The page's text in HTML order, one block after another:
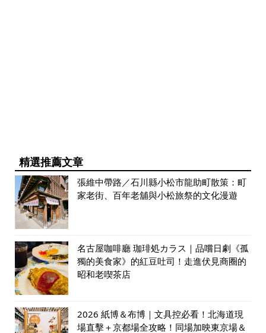
精選推薦文章
張維中帶路／石川縣小松市龍助町散策：町
家老街、百年老舖與小松旅祭的文化漫遊
名古屋咖啡廳 珈琲処カラス｜品嚐日劇《孤
獨的美食家》的紅豆吐司！走進伏見商圈的
昭和老喫茶店
2026 紙博＆布博｜文具控必看！北海道現
場直擊＋京都場全攻略！同場加映東京場＆